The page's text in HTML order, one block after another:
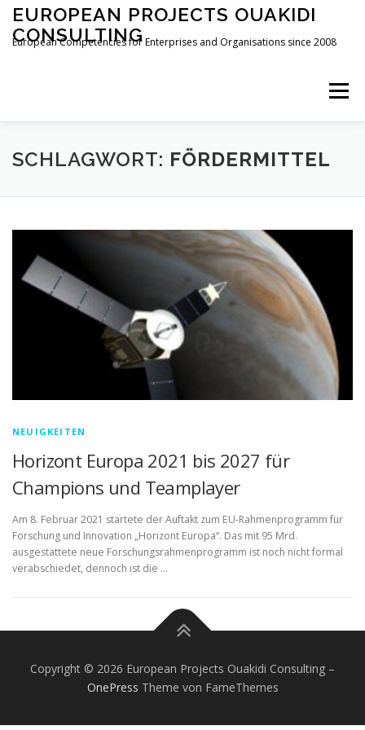
Zum
Inhalt
springen
EUROPEAN PROJECTS OUAKIDI
CONSULTING
European Competencies for Enterprises and Organisations since 2008
Menü
HOME DEDICATION ABOUT SERVICES
SCHLAGWORT: FÖRDERMITTEL
NEUIGKEITEN
Horizont Europa 2021 bis 2027 für
Champions und Teamplayer
Am 8. Februar 2021 startete der Auftakt zum EU-Rahmenprogramm für
Forschung und Innovation „Horizont Europa“. Das mit 95 Mrd.
ausgestattete neue Forschungsrahmenprogramm ist noch nicht formal
verabschiedet, dennoch ist die …
Copyright © 2026 European Projects Ouakidi Consulting –
OnePress Theme von FameThemes